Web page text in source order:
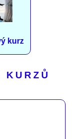
kurz
KURZŮ